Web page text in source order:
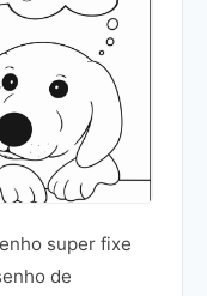
super fixe
de